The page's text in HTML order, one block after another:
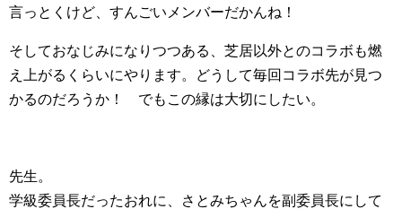
言っとくけど、すんごいメンバーだかんね！
そしておなじみになりつつある、芝居以外とのコラボも燃
え上がるくらいにやります。どうして毎回コラボ先が見つ
かるのだろうか！ でもこの縁は大切にしたい。
先生。
学級委員長だったおれに、さとみちゃんを副委員長にして